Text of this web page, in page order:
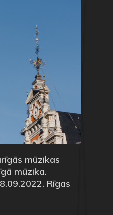
mūzikas
mūzika.
Rīgas